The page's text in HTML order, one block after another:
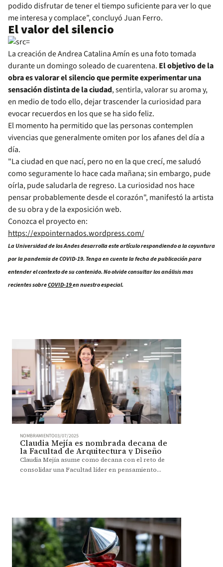
podido disfrutar de tener el tiempo suficiente para ver lo que
me interesa y complace”, concluyó Juan Ferro.
El valor del silencio
La creación de Andrea Catalina Amín es una foto tomada
durante un domingo soleado de cuarentena. El objetivo de la
obra es valorar el silencio que permite experimentar una
sensación distinta de la ciudad, sentirla, valorar su aroma y,
en medio de todo ello, dejar trascender la curiosidad para
evocar recuerdos en los que se ha sido feliz.
El momento ha permitido que las personas contemplen
vivencias que generalmente omiten por los afanes del día a
día.
"La ciudad en que nací, pero no en la que crecí, me saludó
como seguramente lo hace cada mañana; sin embargo, pude
oírla, pude saludarla de regreso. La curiosidad nos hace
pensar probablemente desde el corazón", manifestó la artista
de su obra y de la exposición web.
Conozca el proyecto en:
https://expointernados.wordpress.com/
La Universidad de los Andes desarrolla este artículo respondiendo a la coyuntura
por la pandemia de COVID-19. Tenga en cuenta la fecha de publicación para
entender el contexto de su contenido. No olvide consultar los análisis mas
recientes sobreCOVID-19en nuestro especial.
NOMBRAMIENTO03/07/2025
Claudia Mejía es nombrada decana de
la Facultad de Arquitectura y Diseño
Claudia Mejía asume como decana con el reto de
consolidar una Facultad líder en pensamiento